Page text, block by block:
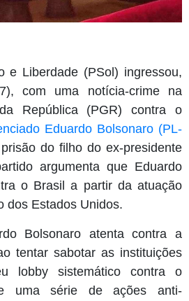
e Liberdade (PSol) ingressou,
com uma notícia-crime na
da República (PGR) contra o
Eduardo Bolsonaro (PL-
do filho do ex-presidente
argumenta que Eduardo
o Brasil a partir da atuação
dos Estados Unidos.
Bolsonaro atenta contra a
tentar sabotar as instituições
lobby sistemático contra o
uma série de ações anti-